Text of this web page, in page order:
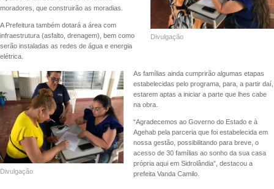
Divulgação
moradores, que construirão as moradias.
A Prefeitura também dotará a área com
infraestrutura (asfalto, drenagem), bem como
serão instaladas as redes de água e energia
elétrica.
Divulgação
As famílias ainda cumprirão algumas etapas
estabelecidas pelo programa, para, a partir daí,
estarem aptas a iniciar a parte que lhes cabe
na obra.
“Agradecemos ao Governo do Estado e à
Agehab pela parceria que foi estabelecida em
nossa gestão, possibilitando para breve, o
acesso de 30 famílias ao sonho da sua casa
própria aqui em Sidrolândia”, destacou a
prefeita Vanda Camilo.